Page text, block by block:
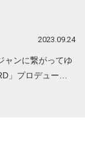
2023.09.24
ャンに繋がってゆ
」プロデュー…